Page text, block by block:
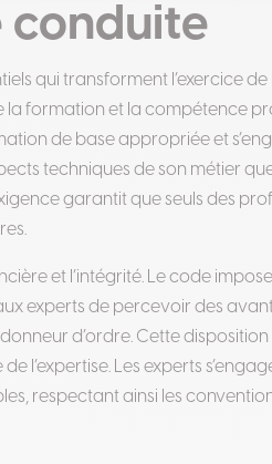
conduite
qui transforment l’exercice
la formation et la compétence
de base appropriée et
techniques de son métier
garantit que seuls des
et l’intégrité. Le code
experts de percevoir des
d’ordre. Cette disposition
l’expertise. Les experts
respectant ainsi les